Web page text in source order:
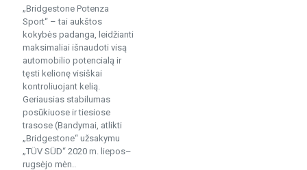
„Bridgestone Potenza
Sport“ – tai aukštos
kokybės padanga, leidžianti
maksimaliai išnaudoti visą
automobilio potencialą ir
tęsti kelionę visiškai
kontroliuojant kelią.
Geriausias stabilumas
posūkiuose ir tiesiose
trasose (Bandymai, atlikti
„Bridgestone“ užsakymu
„TÜV SÜD“ 2020 m. liepos–
rugsėjo mėn..